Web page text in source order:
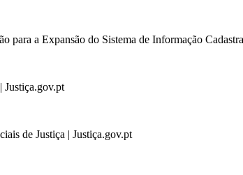
para a Expansão do Sistema de Informação
Justiça.gov.pt
de Justiça | Justiça.gov.pt